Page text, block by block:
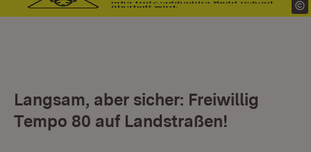
Langsam, aber sicher: Freiwillig
Tempo 80 auf Landstraßen!